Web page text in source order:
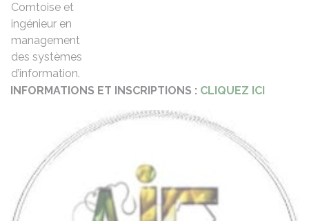
Comtoise et
ingénieur en
management
des systèmes
d’information.
INFORMATIONS ET INSCRIPTIONS : CLIQUEZ ICI